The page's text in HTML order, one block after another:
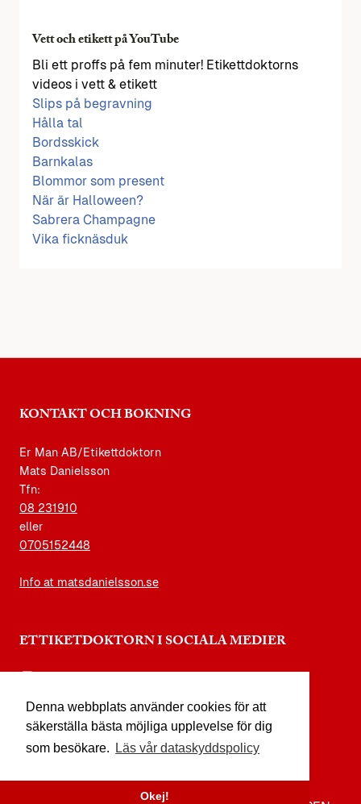
Denna webbplats använder cookies för att
säkerställa bästa möjliga upplevelse för dig
som besökare.
Läs vår dataskyddspolicy
Okej!
Vett och etikett på YouTube
Bli ett proffs på fem minuter! Etikettdoktorns
videos i vett & etikett
Slips på begravning
Hålla tal
Bordsskick
Barnkalas
Blommor som present
När är Halloween?
Sabrera Champagne
Vika ficknäsduk
KONTAKT OCH BOKNING
Er Man AB/Etikettdoktorn
Mats Danielsson
Tfn:
08 231910
eller
0705152448
Info at matsdanielsson.se
ETTIKETDOKTORN I SOCIALA MEDIER
facebook.com/etikettdoktorn
youtube.com/etikettdoktorn